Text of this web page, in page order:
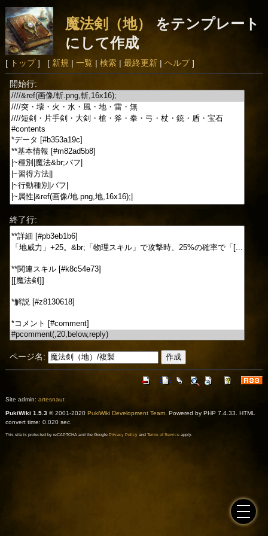
魔法剣（地）
をテンプレート
にして作成
[ トップ] [ 新規 | 一覧 | 検索| 最終更新| ヘルプ]
開始行:
終了行:
ページ名:
Site admin: artesnaut
PukiWiki 1.5.3© 2001-2020 PukiWiki Development Team. Powered by PHP 7.4.33. HTML
convert time: 0.020 sec.
This site is protected by reCAPTCHA and the Google Privacy Policyand Terms of Serviceapply.